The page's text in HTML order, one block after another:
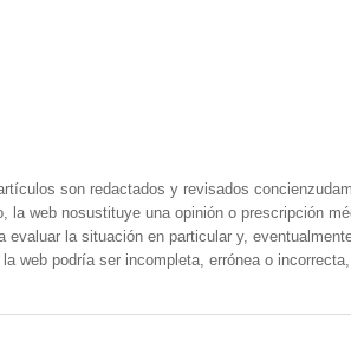
son redactados y revisados
web nosustituye una opinión o prescripción
la situación en particular y,
web podría ser incompleta, errónea o